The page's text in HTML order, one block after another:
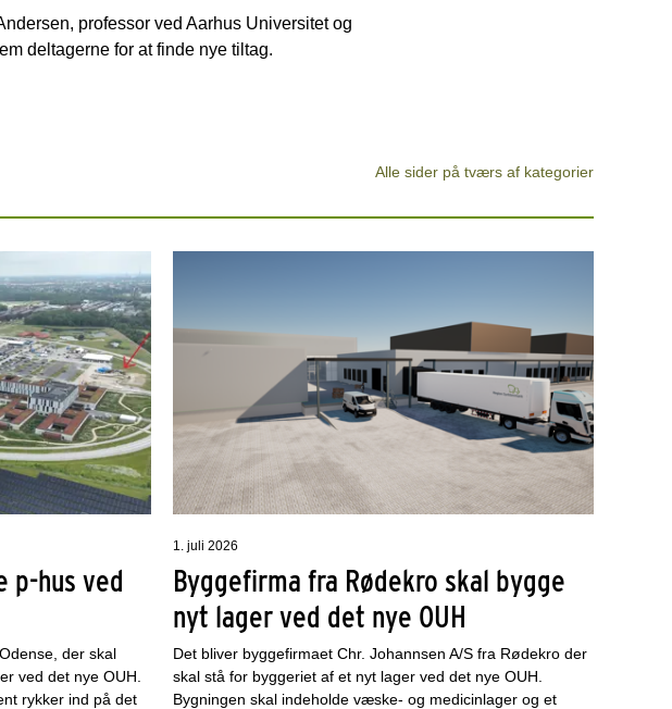
professor ved Aarhus Universitet og
deltagerne for at finde nye tiltag.
Alle sider på tværs af kategorier
p-hus ved
der skal
ved det nye OUH.
rykker ind på det
1. juli 2026
Byggefirma fra Rødekro skal bygge
nyt lager ved det nye OUH
Det bliver byggefirmaet Chr. Johannsen A/S fra Rødekro der
skal stå for byggeriet af et nyt lager ved det nye OUH.
Bygningen skal indeholde væske- og medicinlager og et